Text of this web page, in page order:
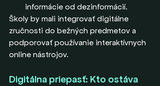
informácie od dezinformácií.
Školy by mali integrovať digitálne
zručnosti do bežných predmetov a
podporovať používanie interaktívnych
online nástrojov.
Digitálna priepasť: Kto ostáva